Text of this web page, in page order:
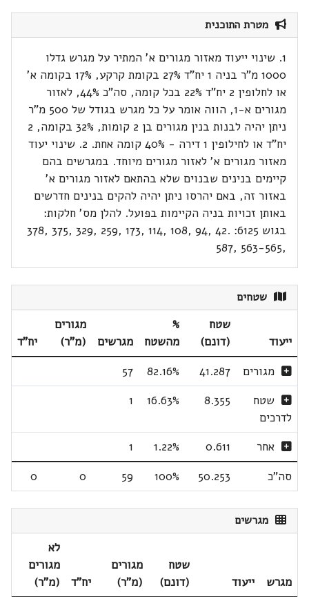
מטרת התוכנית
1. שינוי ייעוד מאזור מגורים א' המתיר על מגרש גדלו
1000 מ"ר בניה 1 יח"ד 27% בקומת קרקע, 17% בקומה א'
או לחלופין 2 יח"ד 22% בכל קומה, סה"כ 44%, לאזור
מגורים א-1, הווה אומר על כל מגרש בגודל של 500 מ"ר
ניתן יהיה לבנות בנין מגורים בן 2 קומות, 32% בקומה, 2
יח"ד או לחילופין 1 דירה - 40% קומה אחת. 2. שינוי יעוד
מאזור מגורים א' לאזור מגורים מיוחד. במגרשים בהם
קיימים בנינים שבנוים שלא בהתאם לאזור מגורים א'
באזור זה, באם יהרסו ניתן יהיה להקים בנינים חדרשים
באותן זכויות בניה הקיימות בפועל. להלן מס' חלקות:
בגוש 6125: .42 ,94 ,108 ,114 ,173 ,259 ,329 ,375 ,378
,563-565 ,587
שטחים
ייעוד
שטח
(דונם)
%
מהשטח
מגרשים
מגורים
(מ"ר)
יח"ד
מגורים
41.287
82.16%
57
שטח
לדרכים
8.355
16.63%
1
אחר 0.611
1.22%
1
סה"כ
50.253
100%
59
0
0
מגרשים
מגרש ייעוד
שטח
(דונם)
מגורים
(מ"ר)
יח"ד
לא
מגורים
(מ"ר)